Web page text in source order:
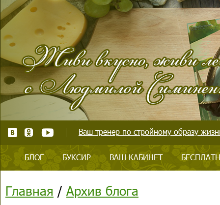
Ваш тренер по стройному образу
БЛОГ БУКСИР ВАШ КАБИНЕТ
Главная / Архив блога